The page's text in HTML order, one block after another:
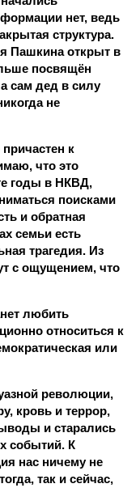
нет, ведь
структура.
Пашкина открыт в
посвящён
сам дед в силу
не
к
что это
годы в НКВД,
поисками
и обратная
семьи есть
трагедия. Из
с ощущением, что
любить
относиться к
или
революции,
кровь и террор,
и старались
событий. К
нас ничему не
так и сейчас,